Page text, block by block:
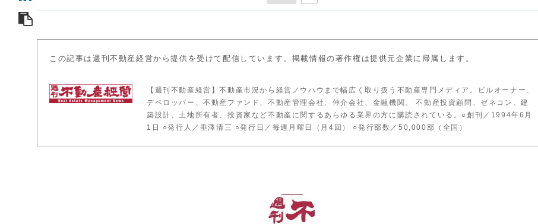
この記事は週刊不動産経営から提供を受けて配信しています。掲載情報の著作権は提供元企業に帰属します。
【週刊不動産経営】不動産市況から経営ノウハウまで幅広く取り扱う不動産専門メディア。ビルオーナー、
デベロッパー、不動産ファンド、不動産管理会社、仲介会社、金融機関、 不動産投資顧問、ゼネコン、建
築設計、土地所有者、投資家など不動産に関するあらゆる業界の方に購読されている。○創刊／1994年6月
1日 ○発行人／垂澤清三 ○発行日／毎週月曜日（月4回） ○発行部数／50,000部（全国）